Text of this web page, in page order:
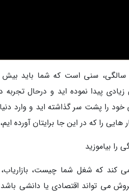
24 سالگی، سنی است که شما باید
زیادی پیدا نموده اید و درحال
خود را پشت سر گذاشته اید و وارد
که در این جا برایتان آورده ایم، در سن 24 سالگی، قبل از این که دیر
را بیاموزید
کند که شغل شما چیست،
می تواند اقتصادی یا دانشی